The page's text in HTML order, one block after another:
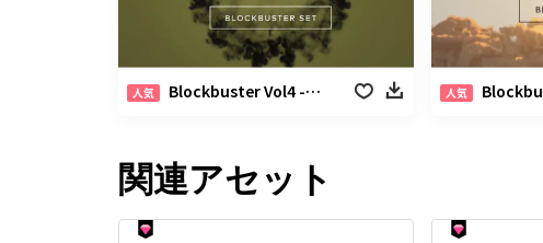
人気 Blockbuster Vol4 -大爆発パック 人気 Blockbuster
関連アセット